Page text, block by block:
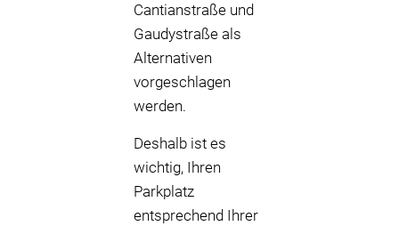
Cantianstraße und
Gaudystraße als
Alternativen
vorgeschlagen
werden.
Deshalb ist es
wichtig, Ihren
Parkplatz
entsprechend Ihrer